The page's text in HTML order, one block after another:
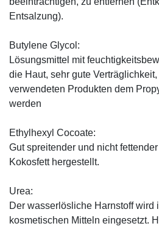
Entsalzung).
Butylene Glycol:
Lösungsmittel mit
die Haut, sehr gute
verwendeten Produkten dem
werden
Ethylhexyl Cocoate:
Gut spreitender und nicht
Kokosfett hergestellt.
Urea:
Der wasserlösliche Harnstoff wird
kosmetischen Mitteln eingesetzt.